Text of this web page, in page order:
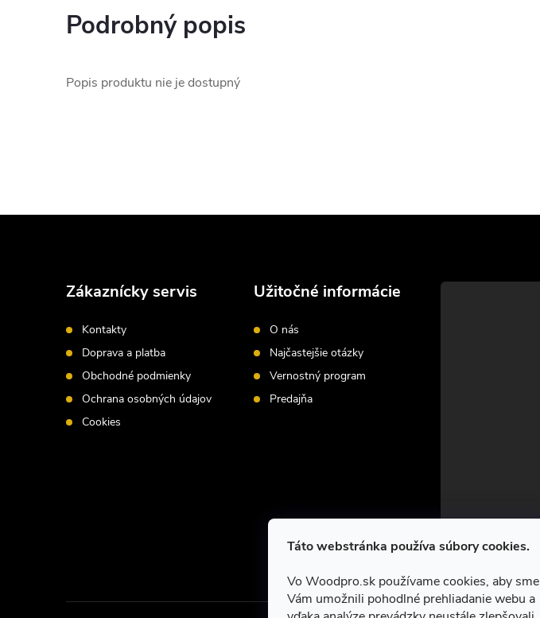
Táto webstránka používa súbory cookies.
Vo Woodpro.sk používame cookies, aby sme
Vám umožnili pohodlné prehliadanie webu a
Podrobný popis
Popis produktu nie je dostupný
Zákaznícky servis
Kontakty
Doprava a platba
Obchodné podmienky
Ochrana osobných údajov
Cookies
Užitočné informácie
O nás
Najčastejšie otázky
Vernostný program
Predajňa